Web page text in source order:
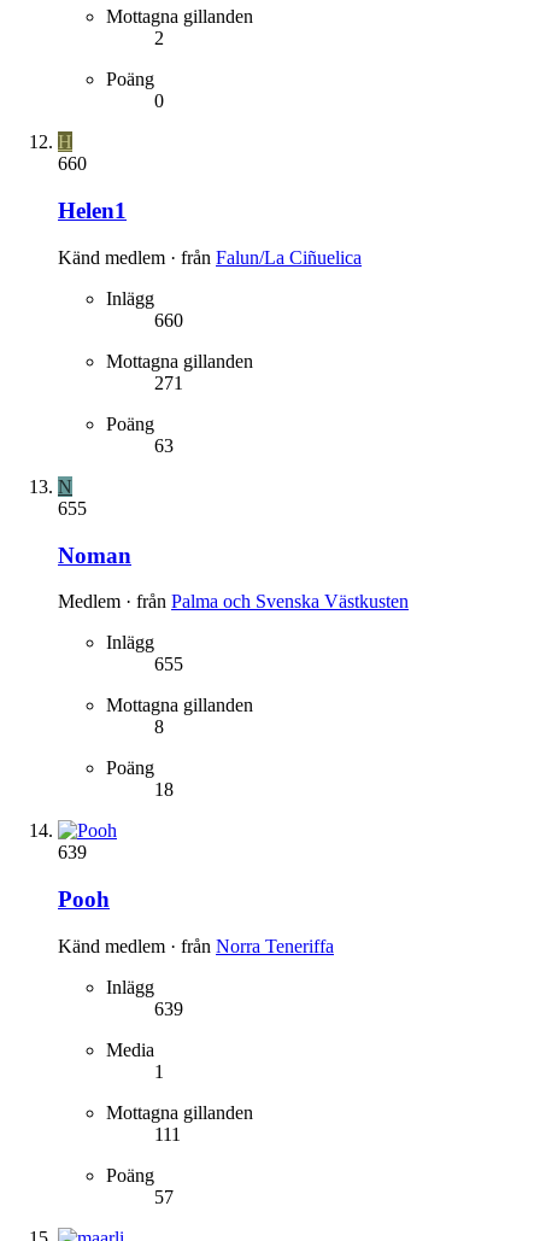
Mottagna gillanden
2
Poäng
0
H
660
Helen1
Känd medlem · från Falun/La Ciñuelica
Inlägg
660
Mottagna gillanden
271
Poäng
63
N
655
Noman
Medlem · från Palma och Svenska Västkusten
Inlägg
655
Mottagna gillanden
8
Poäng
18
639
Pooh
Känd medlem · från Norra Teneriffa
Inlägg
639
Media
1
Mottagna gillanden
111
Poäng
57